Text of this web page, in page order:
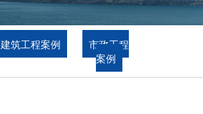
建筑工程案例
市政工程
案例